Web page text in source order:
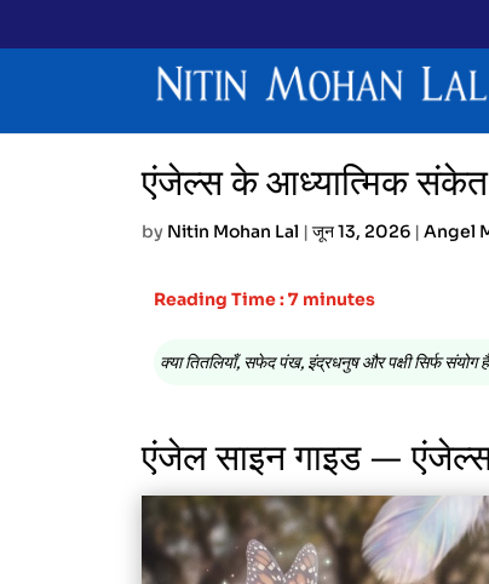
एंजेल्स के आध्यात्मिक संकेत:
by Nitin Mohan Lal | जून 13, 2026 | Angel
Reading Time : 7 minutes
क्या तितलियाँ, सफेद पंख, इंद्रधनुष और पक्षी सिर्फ
एंजेल साइन गाइड —